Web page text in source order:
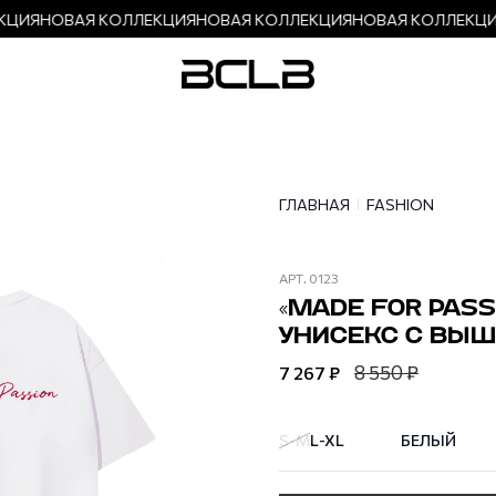
НОВАЯ КОЛЛЕКЦИЯНОВАЯ КОЛЛЕКЦИЯНОВАЯ КОЛЛЕКЦИЯ
ГЛАВНАЯ FASHION
АРТ. 0123
«MADE FOR
УНИСЕКС С
7 267 ₽ 8 550 ₽
S-ML-XL БЕЛЫЙ